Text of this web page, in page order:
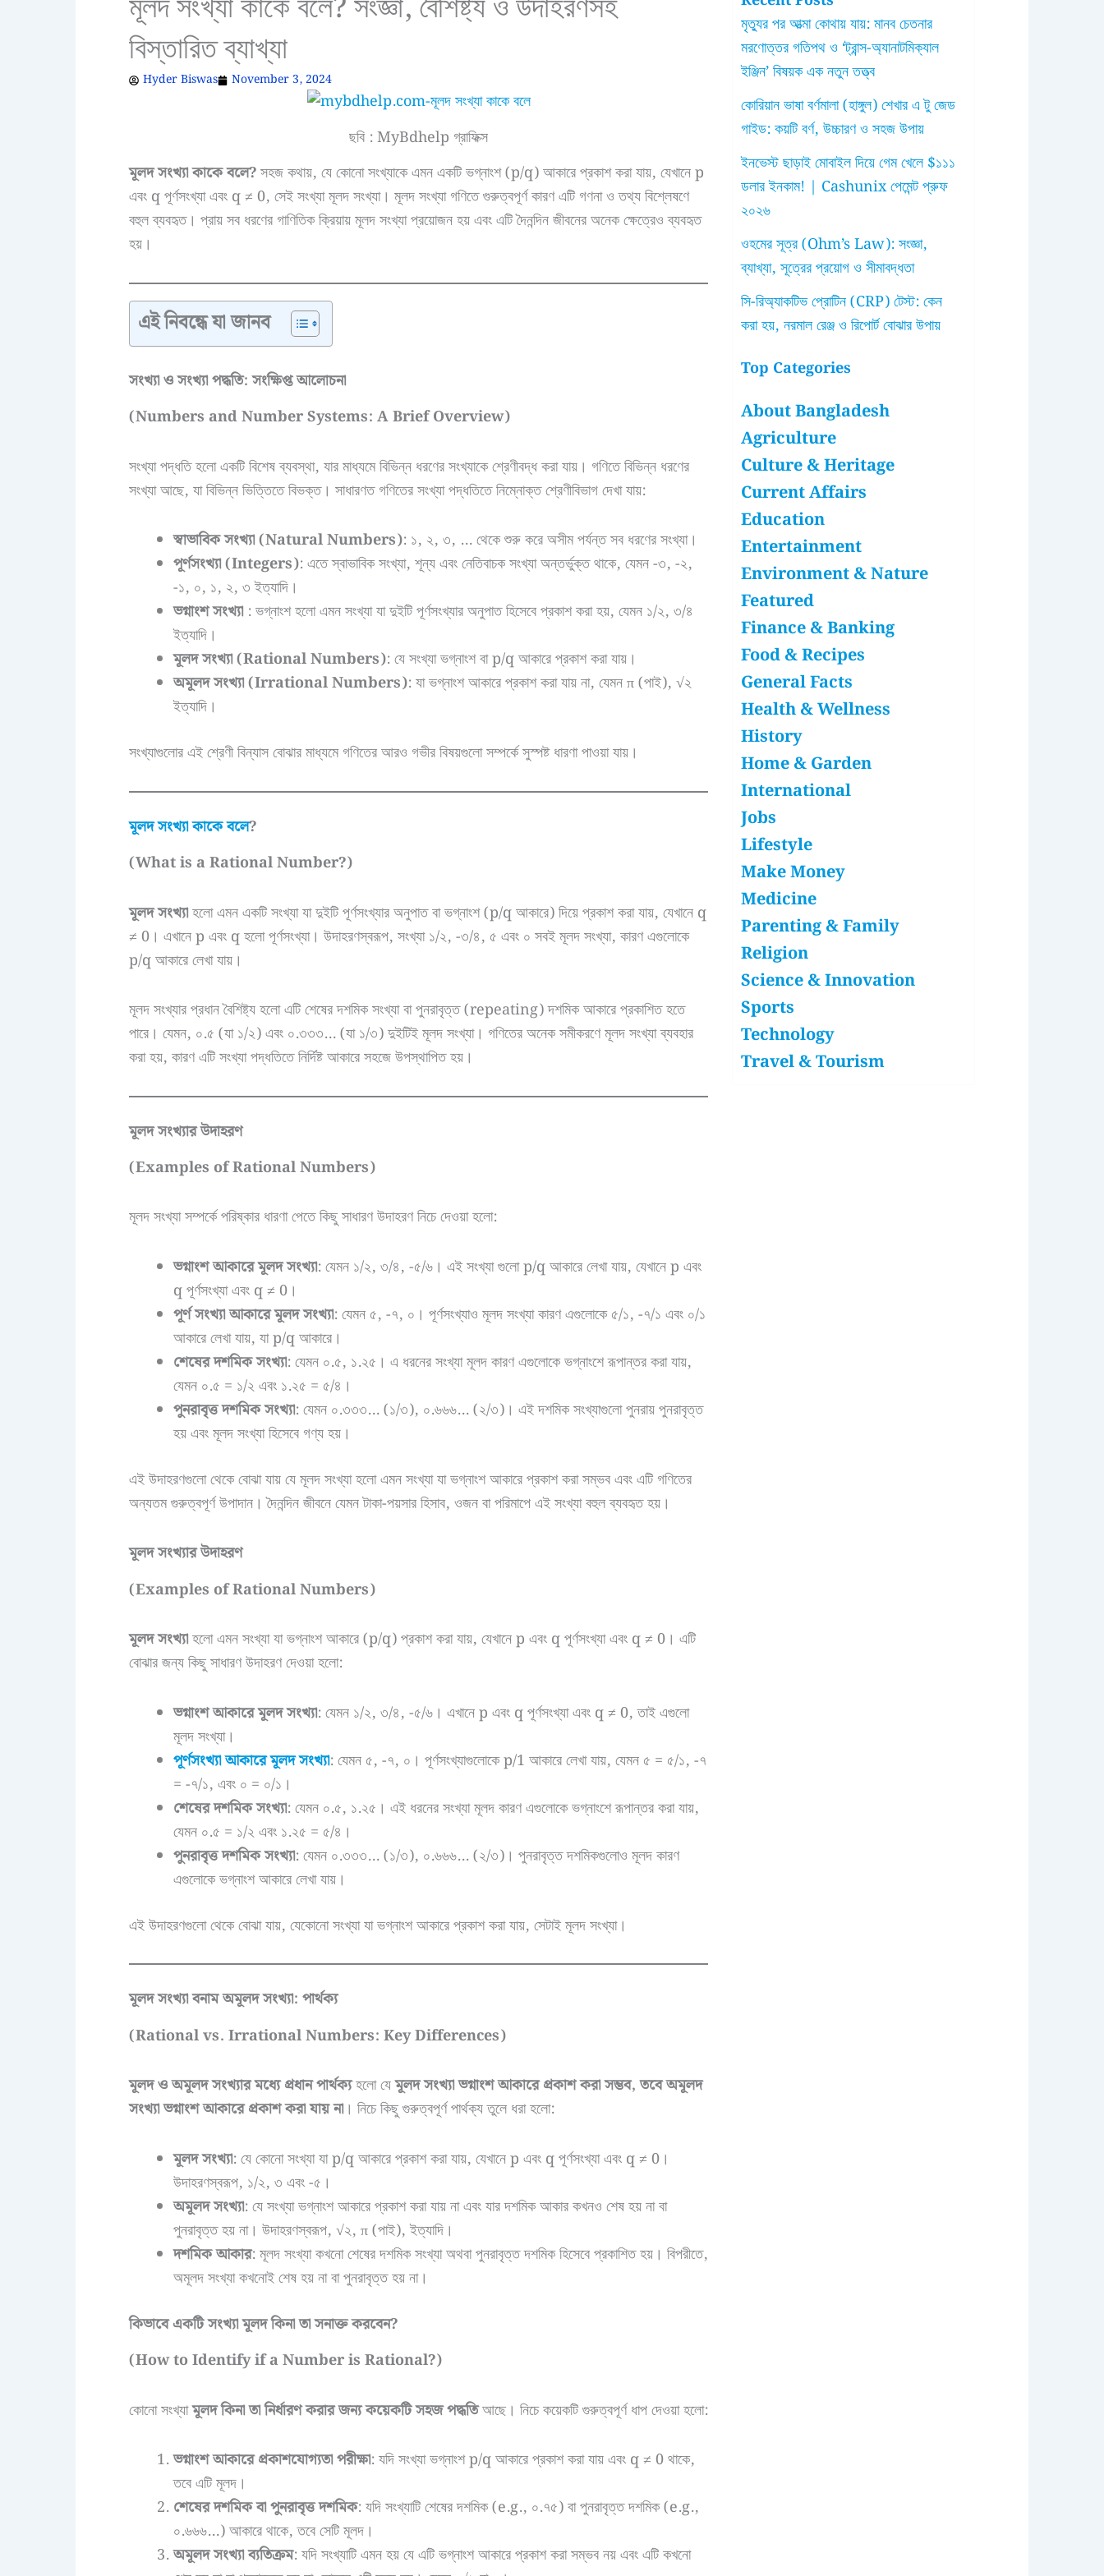
বিস্তারিত ব্যাখ্যা
Hyder Biswas November 3, 2024
ছবি : MyBdhelp গ্রাফিক্স
মূলদ সংখ্যা কাকে বলে?সহজ কথায়, যে কোনো সংখ্যাকে এমন একটি ভগ্নাংশ (p/q) আকারে প্রকাশ করা যায়, যেখানে p
এবং q পূর্ণসংখ্যা এবং q ≠ 0, সেই সংখ্যা মূলদ সংখ্যা। মূলদ সংখ্যা গণিতে গুরুত্বপূর্ণ কারণ এটি গণনা ও তথ্য বিশ্লেষণে
বহুল ব্যবহৃত। প্রায় সব ধরণের গাণিতিক ক্রিয়ায় মূলদ সংখ্যা প্রয়োজন হয় এবং এটি দৈনন্দিন জীবনের অনেক ক্ষেত্রেও ব্যবহৃত
হয়।
এই নিবন্ধে যা জানব
সংখ্যা ও সংখ্যা পদ্ধতি: সংক্ষিপ্ত আলোচনা
(Numbers and Number Systems: A Brief Overview)
সংখ্যা পদ্ধতি হলো একটি বিশেষ ব্যবস্থা, যার মাধ্যমে বিভিন্ন ধরণের সংখ্যাকে শ্রেণীবদ্ধ করা যায়। গণিতে বিভিন্ন ধরণের
সংখ্যা আছে, যা বিভিন্ন ভিত্তিতে বিভক্ত। সাধারণত গণিতের সংখ্যা পদ্ধতিতে নিম্নোক্ত শ্রেণীবিভাগ দেখা যায়:
স্বাভাবিক সংখ্যা (Natural Numbers): ১, ২, ৩, … থেকে শুরু করে অসীম পর্যন্ত সব ধরণের সংখ্যা।
পূর্ণসংখ্যা (Integers): এতে স্বাভাবিক সংখ্যা, শূন্য এবং নেতিবাচক সংখ্যা অন্তর্ভুক্ত থাকে, যেমন -৩, -২,
-১, ০, ১, ২, ৩ ইত্যাদি।
ভগ্নাংশ সংখ্যা : ভগ্নাংশ হলো এমন সংখ্যা যা দুইটি পূর্ণসংখ্যার অনুপাত হিসেবে প্রকাশ করা হয়, যেমন ১/২, ৩/৪
ইত্যাদি।
মূলদ সংখ্যা (Rational Numbers): যে সংখ্যা ভগ্নাংশ বা p/q আকারে প্রকাশ করা যায়।
অমূলদ সংখ্যা (Irrational Numbers): যা ভগ্নাংশ আকারে প্রকাশ করা যায় না, যেমন π (পাই), √২
ইত্যাদি।
সংখ্যাগুলোর এই শ্রেণী বিন্যাস বোঝার মাধ্যমে গণিতের আরও গভীর বিষয়গুলো সম্পর্কে সুস্পষ্ট ধারণা পাওয়া যায়।
মূলদ সংখ্যা কাকে বলে?
(What is a Rational Number?)
মূলদ সংখ্যাহলো এমন একটি সংখ্যা যা দুইটি পূর্ণসংখ্যার অনুপাত বা ভগ্নাংশ (p/q আকারে) দিয়ে প্রকাশ করা যায়, যেখানে q
≠ 0। এখানে p এবং q হলো পূর্ণসংখ্যা। উদাহরণস্বরূপ, সংখ্যা ১/২, -৩/৪, ৫ এবং ০ সবই মূলদ সংখ্যা, কারণ এগুলোকে
p/q আকারে লেখা যায়।
মূলদ সংখ্যার প্রধান বৈশিষ্ট্য হলো এটি শেষের দশমিক সংখ্যা বা পুনরাবৃত্ত (repeating) দশমিক আকারে প্রকাশিত হতে
পারে। যেমন, ০.৫ (যা ১/২) এবং ০.৩৩৩… (যা ১/৩) দুইটিই মূলদ সংখ্যা। গণিতের অনেক সমীকরণে মূলদ সংখ্যা ব্যবহার
করা হয়, কারণ এটি সংখ্যা পদ্ধতিতে নির্দিষ্ট আকারে সহজে উপস্থাপিত হয়।
মূলদ সংখ্যার উদাহরণ
(Examples of Rational Numbers)
মূলদ সংখ্যা সম্পর্কে পরিষ্কার ধারণা পেতে কিছু সাধারণ উদাহরণ নিচে দেওয়া হলো:
ভগ্নাংশ আকারে মূলদ সংখ্যা: যেমন ১/২, ৩/৪, -৫/৬। এই সংখ্যা গুলো p/q আকারে লেখা যায়, যেখানে p এবং
q পূর্ণসংখ্যা এবং q ≠ 0।
পূর্ণ সংখ্যা আকারে মূলদ সংখ্যা: যেমন ৫, -৭, ০। পূর্ণসংখ্যাও মূলদ সংখ্যা কারণ এগুলোকে ৫/১, -৭/১ এবং ০/১
আকারে লেখা যায়, যা p/q আকারে।
শেষের দশমিক সংখ্যা: যেমন ০.৫, ১.২৫। এ ধরনের সংখ্যা মূলদ কারণ এগুলোকে ভগ্নাংশে রূপান্তর করা যায়,
যেমন ০.৫ = ১/২ এবং ১.২৫ = ৫/৪।
পুনরাবৃত্ত দশমিক সংখ্যা: যেমন ০.৩৩৩… (১/৩), ০.৬৬৬… (২/৩)। এই দশমিক সংখ্যাগুলো পুনরায় পুনরাবৃত্ত
হয় এবং মূলদ সংখ্যা হিসেবে গণ্য হয়।
এই উদাহরণগুলো থেকে বোঝা যায় যে মূলদ সংখ্যা হলো এমন সংখ্যা যা ভগ্নাংশ আকারে প্রকাশ করা সম্ভব এবং এটি গণিতের
অন্যতম গুরুত্বপূর্ণ উপাদান। দৈনন্দিন জীবনে যেমন টাকা-পয়সার হিসাব, ওজন বা পরিমাপে এই সংখ্যা বহুল ব্যবহৃত হয়।
মূলদ সংখ্যার উদাহরণ
(Examples of Rational Numbers)
মূলদ সংখ্যাহলো এমন সংখ্যা যা ভগ্নাংশ আকারে (p/q) প্রকাশ করা যায়, যেখানে p এবং q পূর্ণসংখ্যা এবং q ≠ 0। এটি
বোঝার জন্য কিছু সাধারণ উদাহরণ দেওয়া হলো:
ভগ্নাংশ আকারে মূলদ সংখ্যা: যেমন ১/২, ৩/৪, -৫/৬। এখানে p এবং q পূর্ণসংখ্যা এবং q ≠ 0, তাই এগুলো
মূলদ সংখ্যা।
পূর্ণসংখ্যা আকারে মূলদ সংখ্যা: যেমন ৫, -৭, ০। পূর্ণসংখ্যাগুলোকে p/1 আকারে লেখা যায়, যেমন ৫ = ৫/১, -৭
= -৭/১, এবং ০ = ০/১।
শেষের দশমিক সংখ্যা: যেমন ০.৫, ১.২৫। এই ধরনের সংখ্যা মূলদ কারণ এগুলোকে ভগ্নাংশে রূপান্তর করা যায়,
যেমন ০.৫ = ১/২ এবং ১.২৫ = ৫/৪।
পুনরাবৃত্ত দশমিক সংখ্যা: যেমন ০.৩৩৩… (১/৩), ০.৬৬৬… (২/৩)। পুনরাবৃত্ত দশমিকগুলোও মূলদ কারণ
এগুলোকে ভগ্নাংশ আকারে লেখা যায়।
এই উদাহরণগুলো থেকে বোঝা যায়, যেকোনো সংখ্যা যা ভগ্নাংশ আকারে প্রকাশ করা যায়, সেটাই মূলদ সংখ্যা।
মূলদ সংখ্যা বনাম অমূলদ সংখ্যা: পার্থক্য
(Rational vs. Irrational Numbers: Key Differences)
মূলদ ও অমূলদ সংখ্যার মধ্যে প্রধান পার্থক্যহলো যেমূলদ সংখ্যা ভগ্নাংশ আকারে প্রকাশ করা সম্ভব, তবে অমূলদ
সংখ্যা ভগ্নাংশ আকারে প্রকাশ করা যায় না । নিচে কিছু গুরুত্বপূর্ণ পার্থক্য তুলে ধরা হলো:
মূলদ সংখ্যা: যে কোনো সংখ্যা যা p/q আকারে প্রকাশ করা যায়, যেখানে p এবং q পূর্ণসংখ্যা এবং q ≠ 0।
উদাহরণস্বরূপ, ১/২, ৩ এবং -৫।
অমূলদ সংখ্যা: যে সংখ্যা ভগ্নাংশ আকারে প্রকাশ করা যায় না এবং যার দশমিক আকার কখনও শেষ হয় না বা
পুনরাবৃত্ত হয় না। উদাহরণস্বরূপ, √২, π (পাই), ইত্যাদি।
দশমিক আকার: মূলদ সংখ্যা কখনো শেষের দশমিক সংখ্যা অথবা পুনরাবৃত্ত দশমিক হিসেবে প্রকাশিত হয়। বিপরীতে,
অমূলদ সংখ্যা কখনোই শেষ হয় না বা পুনরাবৃত্ত হয় না।
কিভাবে একটি সংখ্যা মূলদ কিনা তা সনাক্ত করবেন?
(How to Identify if a Number is Rational?)
কোনো সংখ্যামূলদ কিনা তা নির্ধারণ করার জন্য কয়েকটি সহজ পদ্ধতিআছে। নিচে কয়েকটি গুরুত্বপূর্ণ ধাপ দেওয়া হলো:
ভগ্নাংশ আকারে প্রকাশযোগ্যতা পরীক্ষা: যদি সংখ্যা ভগ্নাংশ p/q আকারে প্রকাশ করা যায় এবং q ≠ 0 থাকে,
তবে এটি মূলদ।
শেষের দশমিক বা পুনরাবৃত্ত দশমিক: যদি সংখ্যাটি শেষের দশমিক (e.g., ০.৭৫) বা পুনরাবৃত্ত দশমিক (e.g.,
০.৬৬৬…) আকারে থাকে, তবে সেটি মূলদ।
অমূলদ সংখ্যা ব্যতিক্রম: যদি সংখ্যাটি এমন হয় যে এটি ভগ্নাংশ আকারে প্রকাশ করা সম্ভব নয় এবং এটি কখনো
মৃত্যুর পর আত্মা কোথায় যায়: মানব চেতনার
মরণোত্তর গতিপথ ও ‘ট্রান্স-অ্যানাটমিক্যাল
ইঞ্জিন’ বিষয়ক এক নতুন তত্ত্ব
কোরিয়ান ভাষা বর্ণমালা (হাঙ্গুল) শেখার এ টু জেড
গাইড: কয়টি বর্ণ, উচ্চারণ ও সহজ উপায়
ইনভেস্ট ছাড়াই মোবাইল দিয়ে গেম খেলে $১১১
ডলার ইনকাম! | Cashunix পেমেন্ট প্রুফ
২০২৬
ওহমের সূত্র (Ohm’s Law): সংজ্ঞা,
ব্যাখ্যা, সূত্রের প্রয়োগ ও সীমাবদ্ধতা
সি-রিঅ্যাকটিভ প্রোটিন (CRP) টেস্ট: কেন
করা হয়, নরমাল রেঞ্জ ও রিপোর্ট বোঝার উপায়
Top Categories
About Bangladesh
Agriculture
Culture & Heritage
Current Affairs
Education
Entertainment
Environment & Nature
Featured
Finance & Banking
Food & Recipes
General Facts
Health & Wellness
History
Home & Garden
International
Jobs
Lifestyle
Make Money
Medicine
Parenting & Family
Religion
Science & Innovation
Sports
Technology
Travel & Tourism